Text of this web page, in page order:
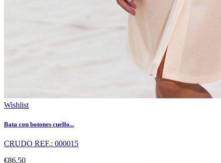
Wishlist
Bata con botones cuello...
CRUDO REF.: 000015
€86.50